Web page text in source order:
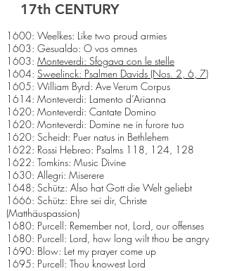
17th CENTURY
1600: Weelkes: Like two proud armies
1603: Gesualdo: O vos omnes
1603: Monteverdi: Sfogava con le stelle
1604: Sweelinck: Psalmen Davids (Nos. 2, 6, 7)
1605: William Byrd: Ave Verum Corpus
1614: Monteverdi: Lamento d’Arianna
1620: Monteverdi: Cantate Domino
1620: Monteverdi: Domine ne in furore tuo
1620: Scheidt: Puer natus in Bethlehem
1622: Rossi Hebreo: Psalms 118, 124, 128
1622: Tomkins: Music Divine
1630: Allegri: Miserere
1648: Schütz: Also hat Gott die Welt geliebt
1666: Schütz: Ehre sei dir, Christe
(Matthäuspassion)
1680: Purcell: Remember not, Lord, our offenses
1680: Purcell: Lord, how long wilt thou be angry
1690: Blow: Let my prayer come up
1695: Purcell: Thou knowest Lord